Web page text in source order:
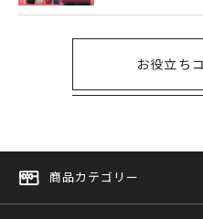
お役立ち
商品カテゴリー